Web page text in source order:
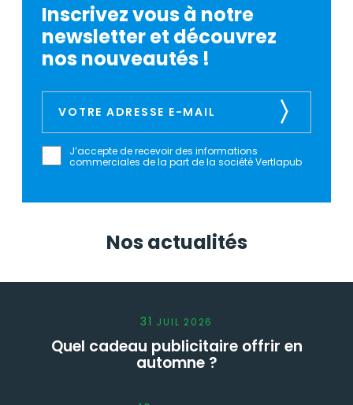
Inscrivez vous à notre
newsletter et découvrez
nos nouveautés !
J’accepte de recevoir des informations
commerciales de la part de la société Vertlapub
Nos actualités
31 JUIL 2026
Quel cadeau publicitaire offrir en
automne ?